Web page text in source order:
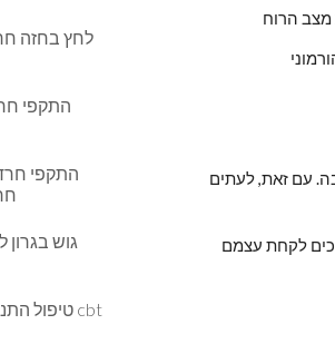
לחץ בחזה
התקפי
התקפי
גוש
טיפול התנהגותי קוגניטיבי cbt
מצב הרוח